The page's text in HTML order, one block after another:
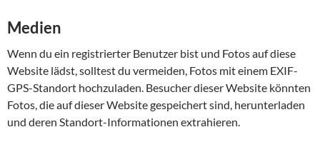
Medien
Wenn du ein registrierter Benutzer bist und Fotos auf diese
Website lädst, solltest du vermeiden, Fotos mit einem EXIF-
GPS-Standort hochzuladen. Besucher dieser Website könnten
Fotos, die auf dieser Website gespeichert sind, herunterladen
und deren Standort-Informationen extrahieren.